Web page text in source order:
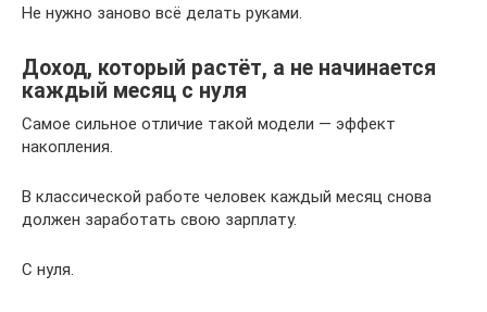
Не нужно заново всё делать руками.
Доход, который растёт, а не начинается
каждый месяц с нуля
Самое сильное отличие такой модели — эффект
накопления.
В классической работе человек каждый месяц снова
должен заработать свою зарплату.
С нуля.